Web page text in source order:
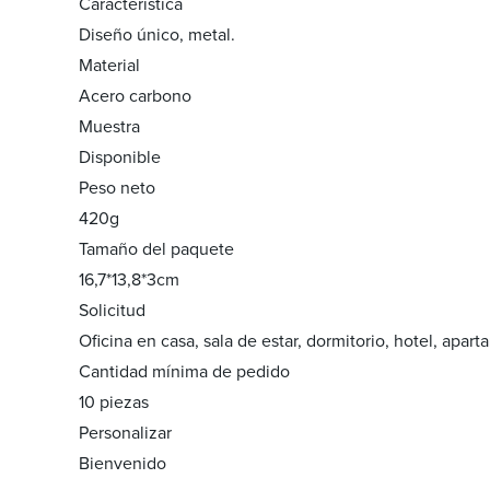
Característica
Diseño único, metal.
Material
Acero carbono
Muestra
Disponible
Peso neto
420g
Tamaño del paquete
16,7*13,8*3cm
Solicitud
Oficina en casa, sala de estar, dormitorio, hotel,
Cantidad mínima de pedido
10 piezas
Personalizar
Bienvenido